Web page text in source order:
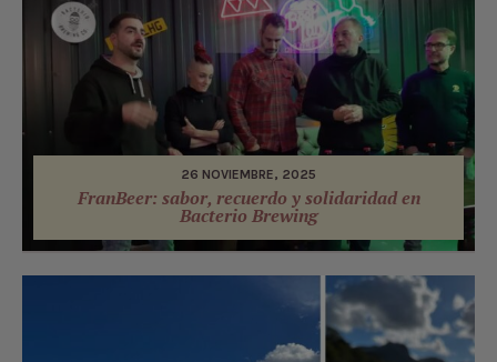
26 NOVIEMBRE, 2025
FranBeer: sabor, recuerdo y solidaridad en
Bacterio Brewing